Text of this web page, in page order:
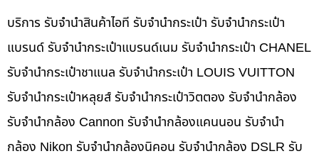
บริการ รับจำนำสินค้าไอที รับจำนำกระเป๋า รับจำนำกระเป๋า
แบรนด์ รับจำนำกระเป๋าแบรนด์เนม รับจำนำกระเป๋า CHANEL
รับจำนำกระเป๋าชาแนล รับจำนำกระเป๋า LOUIS VUITTON
รับจำนำกระเป๋าหลุยส์ รับจำนำกระเป๋าวิตตอง รับจำนำกล้อง
รับจำนำกล้อง Cannon รับจำนำกล้องแคนนอน รับจำนำ
กล้อง Nikon รับจำนำกล้องนิคอน รับจำนำกล้อง DSLR รับ